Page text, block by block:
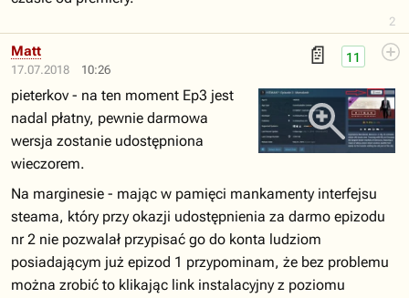
2
17.07.2018 10:26
📄 11
Matt
pieterkov - na ten moment Ep3 jest
nadal płatny, pewnie darmowa
wersja zostanie udostępniona
wieczorem.
Na marginesie - mając w pamięci mankamenty interfejsu
steama, który przy okazji udostępnienia za darmo epizodu
nr 2 nie pozwalał przypisać go do konta ludziom
posiadającym już epizod 1 przypominam, że bez problemu
można zrobić to klikając link instalacyjny z poziomu